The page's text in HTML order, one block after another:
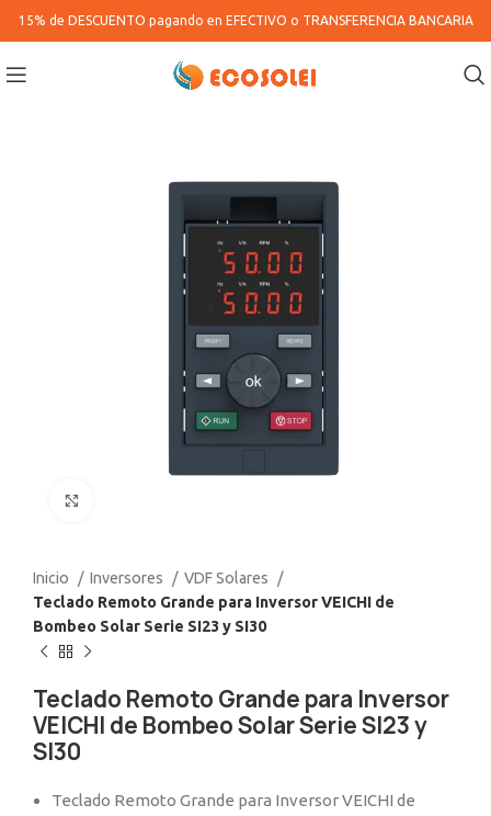
15% de DESCUENTO pagando en EFECTIVO o TRANSFERENCIA BANCARIA
Inicio Inversores
VDF Solares
Teclado Remoto Grande para Inversor VEICHI de
Bombeo Solar Serie SI23 y SI30
Teclado Remoto Grande para Inversor
VEICHI de Bombeo Solar Serie SI23 y
SI30
Teclado Remoto Grande para Inversor VEICHI de